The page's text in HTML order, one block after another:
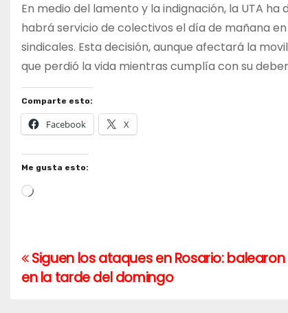
En medio del lamento y la indignación, la UTA
habrá servicio de colectivos el día de mañana
sindicales. Esta decisión, aunque afectará la
que perdió la vida mientras cumplía con su
Comparte esto:
Facebook X
Me gusta esto:
Cargando...
Navegación
de
Siguen los ataques en Rosario: balearon
en la tarde del domingo